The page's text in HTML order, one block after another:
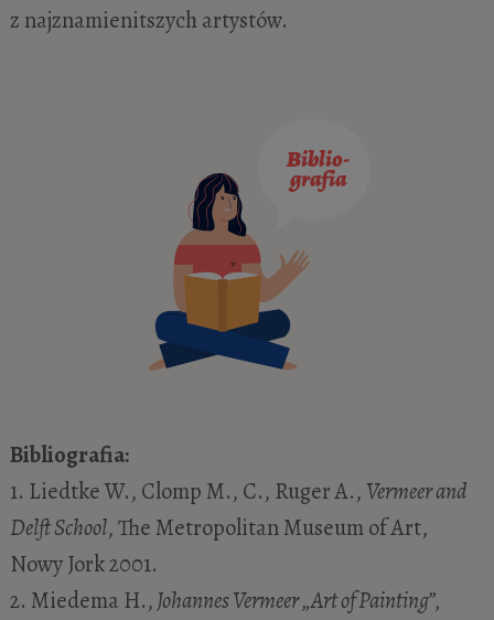
z najznamienitszych artystów.
Bibliografia:
1. Liedtke W., Clomp M., C., Ruger A., Vermeer and
Delft School, The Metropolitan Museum of Art,
Nowy Jork 2001.
2. Miedema H.,Johannes Vermeer „Art of Painting”,